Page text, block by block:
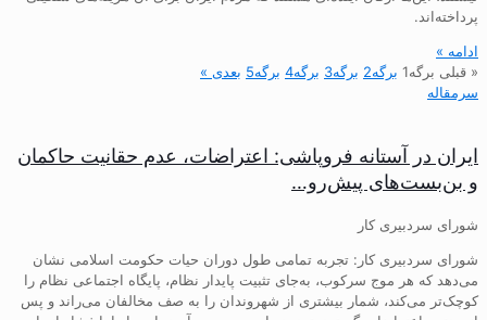
پرداخته‌اند.
ادامه »
« قبلی برگه1 برگه2 برگه3 برگه4 برگه5 بعدی »
سرمقاله
ایران در آستانه فروپاشی: اعتراضات، عدم حقانیت حاکمان
و بن‌بست‌های پیش‌رو…
شورای سردبیری کار
شورای سردبیری کار: تجربه تمامی طول دوران حیات حکومت اسلامی نشان
می‌دهد که هر موج سرکوب، به‌جای تثبیت پایدار نظام، پایگاه اجتماعی نظام را
کوچک‌تر می‌کند، شمار بیشتری از شهروندان را به صف مخالفان می‌راند و پس